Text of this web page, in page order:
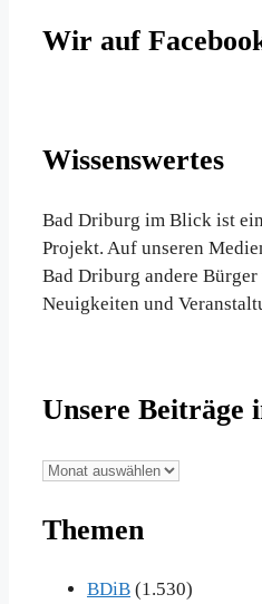
Wir auf
Wissenswertes
Bad Driburg im Blick ist
Projekt. Auf unseren
Bad Driburg andere
Neuigkeiten und
Unsere Beiträge
Unsere
im
Themen
BDiB (1.530)